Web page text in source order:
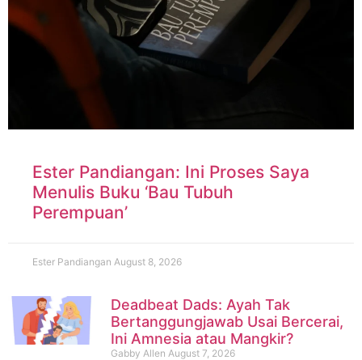
Ester Pandiangan: Ini Proses Saya
Menulis Buku ‘Bau Tubuh
Perempuan’
Ester Pandiangan August 8, 2026
Deadbeat Dads: Ayah Tak
Bertanggungjawab Usai Bercerai,
Ini Amnesia atau Mangkir?
Gabby Allen August 7, 2026